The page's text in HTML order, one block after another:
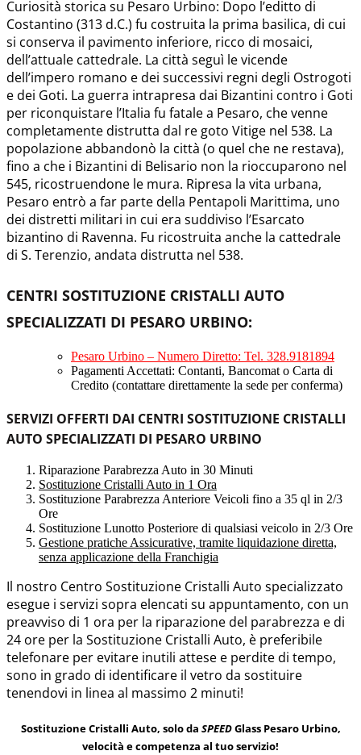
Curiosità storica su Pesaro Urbino: Dopo l’editto di
Costantino (313 d.C.) fu costruita la prima basilica, di cui
si conserva il pavimento inferiore, ricco di mosaici,
dell’attuale cattedrale. La città seguì le vicende
dell’impero romano e dei successivi regni degli Ostrogoti
e dei Goti. La guerra intrapresa dai Bizantini contro i Goti
per riconquistare l’Italia fu fatale a Pesaro, che venne
completamente distrutta dal re goto Vitige nel 538. La
popolazione abbandonò la città (o quel che ne restava),
fino a che i Bizantini di Belisario non la rioccuparono nel
545, ricostruendone le mura. Ripresa la vita urbana,
Pesaro entrò a far parte della Pentapoli Marittima, uno
dei distretti militari in cui era suddiviso l’Esarcato
bizantino di Ravenna. Fu ricostruita anche la cattedrale
di S. Terenzio, andata distrutta nel 538.
CENTRI SOSTITUZIONE CRISTALLI AUTO
SPECIALIZZATI DI PESARO URBINO:
Pesaro Urbino – Numero Diretto: Tel. 328.9181894
Pagamenti Accettati: Contanti, Bancomat o Carta di
Credito (contattare direttamente la sede per conferma)
SERVIZI OFFERTI DAI CENTRI SOSTITUZIONE CRISTALLI
AUTO SPECIALIZZATI DI PESARO URBINO
Riparazione Parabrezza Auto in 30 Minuti
Sostituzione Cristalli Auto in 1 Ora
Sostituzione Parabrezza Anteriore Veicoli fino a 35 ql in 2/3
Ore
Sostituzione Lunotto Posteriore di qualsiasi veicolo in 2/3 Ore
Gestione pratiche Assicurative, tramite liquidazione diretta,
senza applicazione della Franchigia
Il nostro Centro Sostituzione Cristalli Auto specializzato
esegue i servizi sopra elencati su appuntamento, con un
preavviso di 1 ora per la riparazione del parabrezza e di
24 ore per la Sostituzione Cristalli Auto, è preferibile
telefonare per evitare inutili attese e perdite di tempo,
sono in grado di identificare il vetro da sostituire
tenendovi in linea al massimo 2 minuti!
Sostituzione Cristalli Auto, solo da SPEEDGlass Pesaro Urbino,
velocità e competenza al tuo servizio!